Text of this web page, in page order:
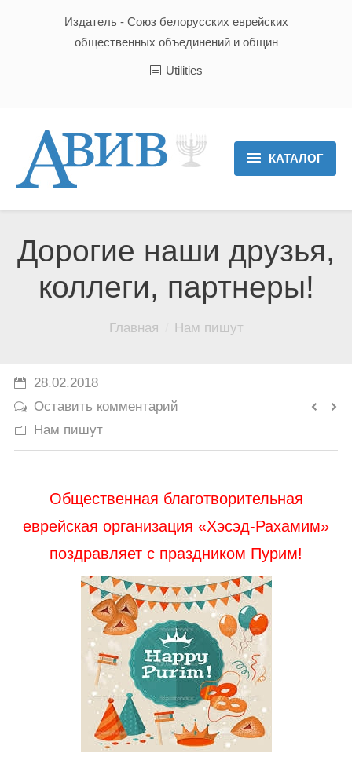
Издатель - Союз белорусских еврейских
общественных объединений и общин
Utilities
КАТАЛОГ
Культура и Традиции
Хроника
Юмор
Дорогие наши друзья,
коллеги, партнеры!
Главная Нам пишут
28.02.2018
Оставить комментарий
Нам пишут
Общественная благотворительная
еврейская организация «Хэсэд-Рахамим»
поздравляет с праздником Пурим!